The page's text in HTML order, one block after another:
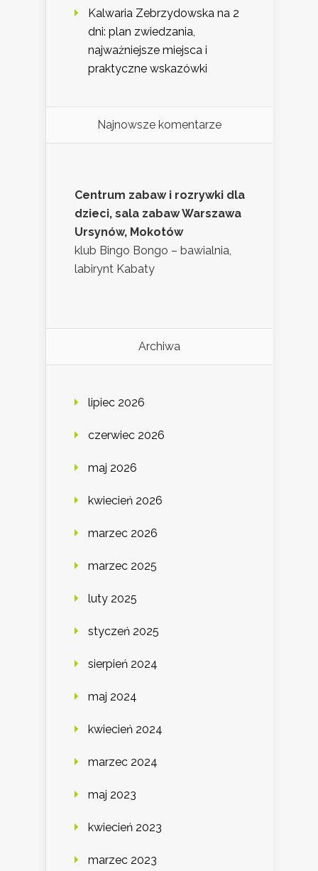
Kalwaria Zebrzydowska na 2
dni: plan zwiedzania,
najważniejsze miejsca i
praktyczne wskazówki
Najnowsze komentarze
Centrum zabaw i rozrywki dla
dzieci, sala zabaw Warszawa
Ursynów, Mokotów
klub Bingo Bongo – bawialnia,
labirynt Kabaty
Archiwa
lipiec 2026
czerwiec 2026
maj 2026
kwiecień 2026
marzec 2026
marzec 2025
luty 2025
styczeń 2025
sierpień 2024
maj 2024
kwiecień 2024
marzec 2024
maj 2023
kwiecień 2023
marzec 2023